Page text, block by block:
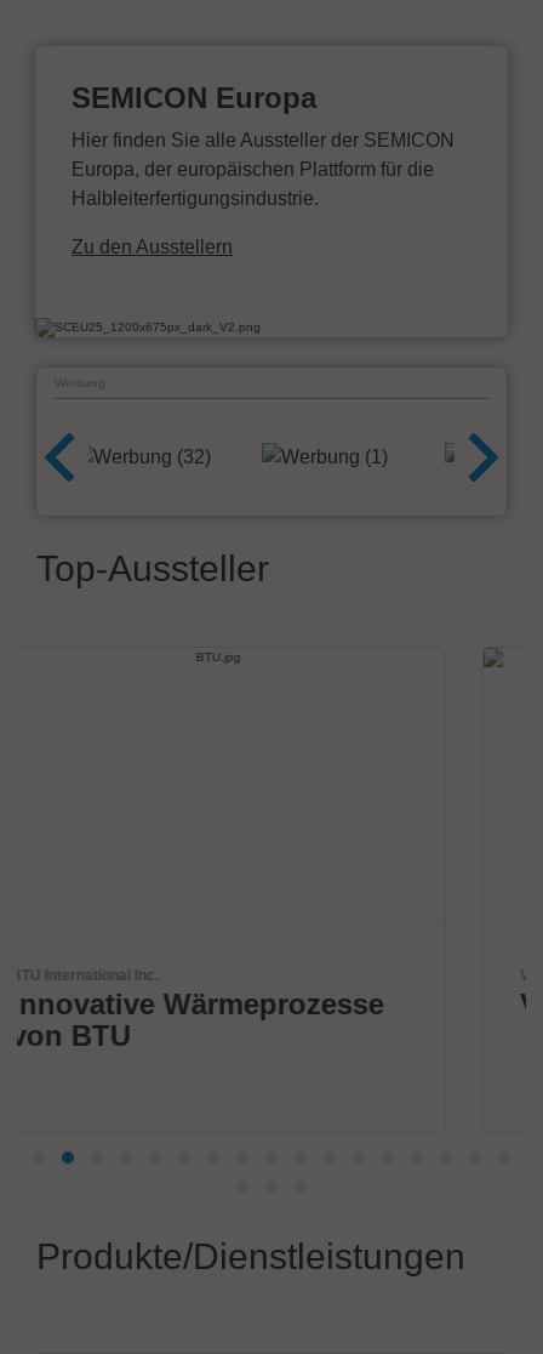
SEMICON Europa
Hier finden Sie alle Aussteller der SEMICON
Europa, der europäischen Plattform für die
Halbleiterfertigungsindustrie.
Zu den Ausstellern
Werbung
Top-Aussteller
VPC Legacy of Success
Produkte/Dienstleistungen